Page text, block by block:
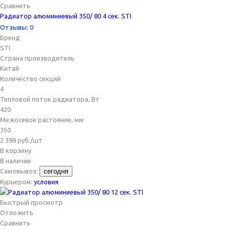
Сравнить
Радиатор алюминиевый 350/ 80 4 сек. STI
Отзывы: 0
Бренд
STI
Страна производитель
Китай
Количество секций
4
Тепловой поток радиатора, Вт
420
Межосевое растояние, мм
350
2 398 руб./шт
В корзину
В наличии
Самовывоз:
сегодня
Курьером: условия
Быстрый просмотр
Отложить
Сравнить